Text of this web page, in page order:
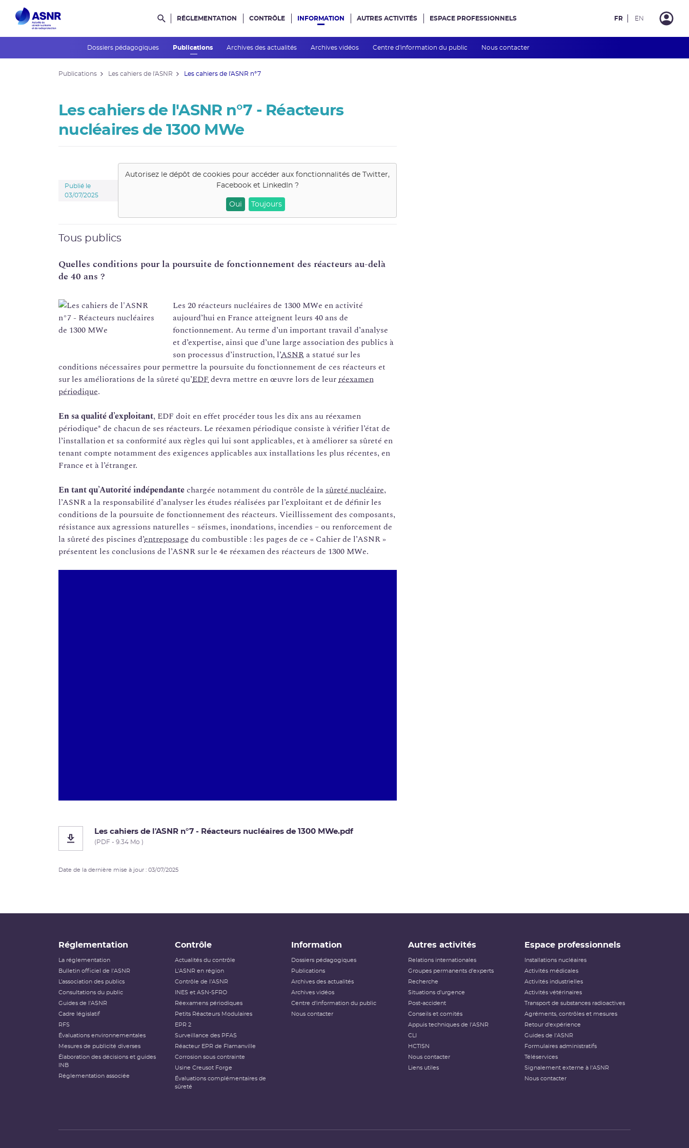
Rechercher dans le site
RÉGLEMENTATION CONTRÔLE INFORMATION
Dossiers pédagogiques Publications Archives des actualités Archives vidéos Centre d'information du public Nous contacter
AUTRES ACTIVITÉS ESPACE PROFESSIONNELS FR EN
Publications Les cahiers de l'ASNR Les cahiers de l'ASNR n°7
Les cahiers de l'ASNR n°7 - Réacteurs
nucléaires de 1300 MWe
Publié le
03/07/2025
Autorisez le dépôt de cookies pour accéder aux fonctionnalités de
Twitter,
Facebook et LinkedIn?
Oui Toujours
Tous publics
Quelles conditions pour la poursuite de fonctionnement des réacteurs au-delà
de 40 ans ?
Les 20 réacteurs nucléaires de 1300 MWe en activité
aujourd’hui en France atteignent leurs 40 ans de
fonctionnement. Au terme d’un important travail d’analyse
et d’expertise, ainsi que d’une large association des publics à
son processus d’instruction, l’ASNRa statué sur les
conditions nécessaires pour permettre la poursuite du fonctionnement de ces réacteurs et
sur les améliorations de la sûreté qu’EDFdevra mettre en œuvre lors de leurréexamen
périodique.
En sa qualité d’exploitant, EDF doit en effet procéder tous les dix ans au réexamen
périodique* de chacun de ses réacteurs. Le réexamen périodique consiste à vérifier l’état de
l’installation et sa conformité aux règles qui lui sont applicables, et à améliorer sa sûreté en
tenant compte notamment des exigences applicables aux installations les plus récentes, en
France et à l’étranger.
En tant qu’Autorité indépendantechargée notamment du contrôle de lasûreté nucléaire,
l’ASNR a la responsabilité d’analyser les études réalisées par l’exploitant et de définir les
conditions de la poursuite de fonctionnement des réacteurs. Vieillissement des composants,
résistance aux agressions naturelles – séismes, inondations, incendies – ou renforcement de
la sûreté des piscines d’entreposage du combustible : les pages de ce « Cahier de l’ASNR »
présentent les conclusions de l’ASNR sur le 4e réexamen des réacteurs de 1300 MWe.
Les cahiers de l'ASNR n°7 - Réacteurs nucléaires de 1300 MWe.pdf
(PDF - 9.34 Mo )
Date de la dernière mise à jour : 03/07/2025
Réglementation
La réglementation
Bulletin officiel de l'ASNR
L’association des publics
Consultations du public
Guides de l'ASNR
Cadre législatif
RFS
Évaluations environnementales
Mesures de publicité diverses
Élaboration des décisions et guides
INB
Réglementation associée
Contrôle
Actualités du contrôle
L'ASNR en région
Contrôle de l'ASNR
INES et ASN-SFRO
Réexamens périodiques
Petits Réacteurs Modulaires
EPR 2
Surveillance des PFAS
Réacteur EPR de Flamanville
Corrosion sous contrainte
Usine Creusot Forge
Évaluations complémentaires de
sûreté
Information
Dossiers pédagogiques
Publications
Archives des actualités
Archives vidéos
Centre d'information du public
Nous contacter
Autres activités
Relations internationales
Groupes permanents d'experts
Recherche
Situations d'urgence
Post-accident
Conseils et comités
Appuis techniques de l'ASNR
CLI
HCTISN
Nous contacter
Liens utiles
Espace professionnels
Installations nucléaires
Activités médicales
Activités industrielles
Activités vétérinaires
Transport de substances radioactives
Agréments, contrôles et mesures
Retour d'expérience
Guides de l'ASNR
Formulaires administratifs
Téléservices
Signalement externe à l'ASNR
Nous contacter